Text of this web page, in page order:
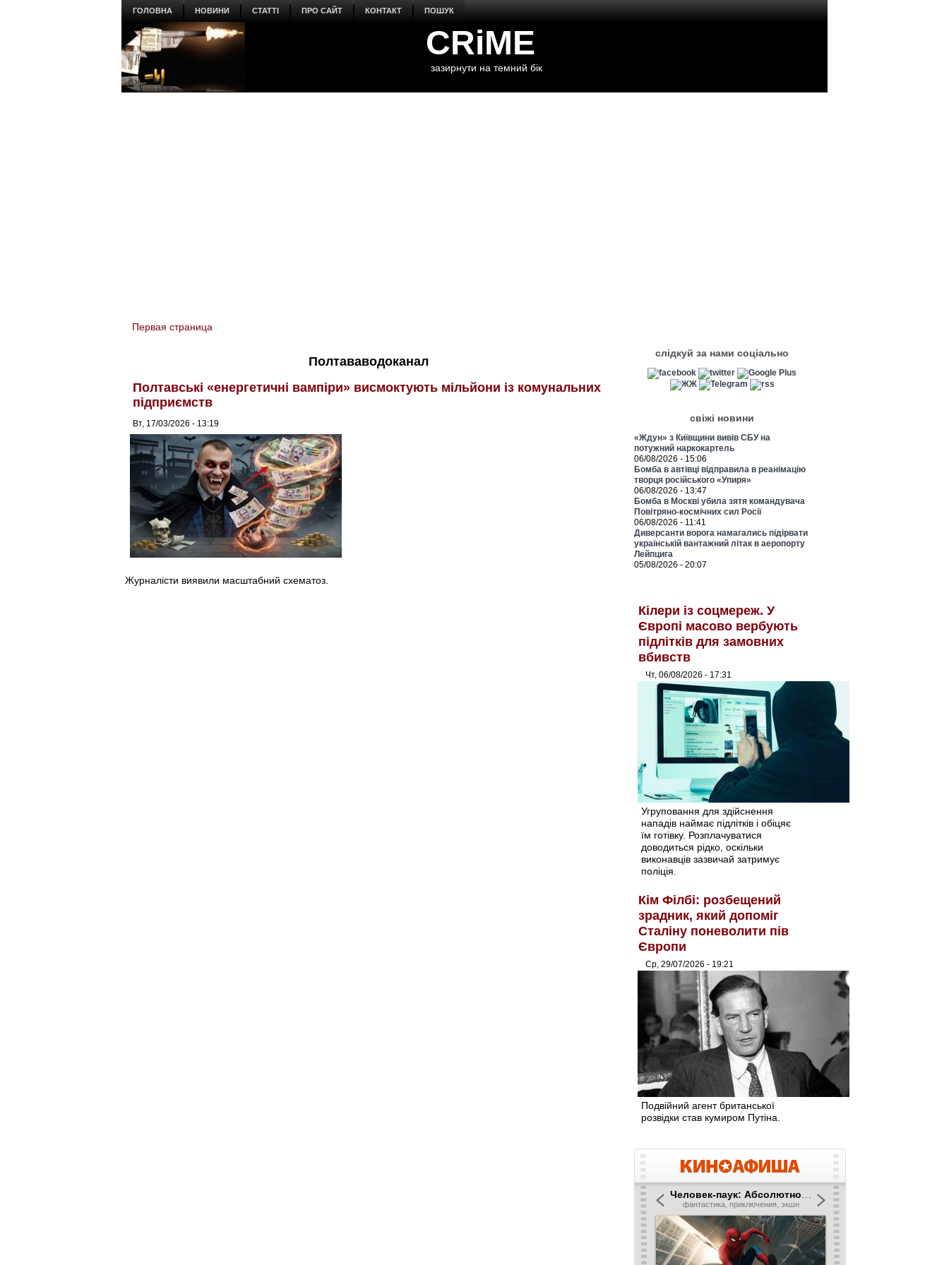
ГОЛОВНА НОВИНИ СТАТТІ ПРО САЙТ КОНТАКТ ПОШУК
CRiME
зазирнути на темний бік
You are here
Первая страница
Полтававодоканал
Полтавські «енергетичні вампіри» висмоктують мільйони із комунальних
підприємств
Вт, 17/03/2026 - 13:19
Журналісти виявили масштабний схематоз.
слідкуй за нами соціально
свіжі новини
«Ждун» з Київщини вивів СБУ на
потужний наркокартель
06/08/2026 - 15:06
Бомба в автівці відправила в реанімацію
творця російського «Упиря»
06/08/2026 - 13:47
Бомба в Москві убила зятя командувача
Повітряно-космічних сил Росії
06/08/2026 - 11:41
Диверсанти ворога намагались підірвати
українській вантажний літак в аеропорту
Лейпцига
05/08/2026 - 20:07
Кілери із соцмереж. У
Європі масово вербують
підлітків для замовних
вбивств
Чт, 06/08/2026 - 17:31
Угруповання для здійснення
нападів наймає підлітків і обіцяє
їм готівку. Розплачуватися
доводиться рідко, оскільки
виконавців зазвичай затримує
поліція.
Кім Філбі: розбещений
зрадник, який допоміг
Сталіну поневолити пів
Європи
Ср, 29/07/2026 - 19:21
Подвійний агент британської
розвідки став кумиром Путіна.